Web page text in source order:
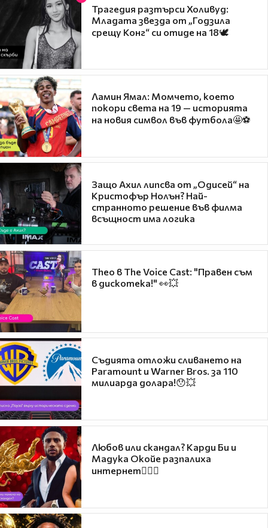
Трагедия разтърси Холивуд:
Младата звезда от „Годзила
срещу Конг“ си отиде на 18🕊️
Ламин Ямал: Момчето, което
покори света на 19 — историята
на новия символ във футбола🤩⚽
Защо Ахил липсва от „Одисей“ на
Кристофър Нолън? Най-
странното решение във филма
всъщност има логика
Theo в The Voice Cast: "Правен съм
в дискотека!" 👀💥
Съдията отложи сливането на
Paramount и Warner Bros. за 110
милиарда долара!😯💥
Любов или скандал? Карди Би и
Мадука Окойе разпалиха
интернет❤️‍🔥🔥